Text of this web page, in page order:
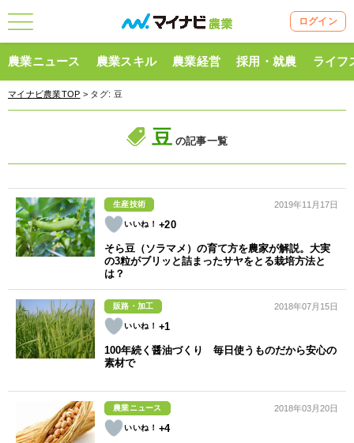
ログイン
農業ニュース 農業スキル 農業経営 採用・就農 ライフ
マイナビ農業TOP > タグ: 豆
豆 の記事一覧
生産技術
+20
2019年11月17日
そら豆（ソラマメ）の育て方を農家が解説。大実
の3粒がブリッと詰まったサヤをとる栽培方法と
は？
販路・加工
+1
2018年07月15日
100年続く醤油づくり 毎日使うものだから安心の
素材で
農業ニュース
+4
2018年03月20日